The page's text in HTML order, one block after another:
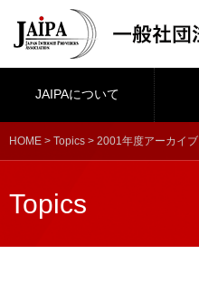
JAIPAについて
HOME > Topics > 2001年度アーカイブ
Topics